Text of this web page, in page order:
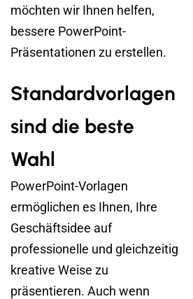
möchten wir Ihnen helfen,
bessere PowerPoint-
Präsentationen zu erstellen.
Standardvorlagen
sind die beste
Wahl
PowerPoint-Vorlagen
ermöglichen es Ihnen, Ihre
Geschäftsidee auf
professionelle und gleichzeitig
kreative Weise zu
präsentieren. Auch wenn